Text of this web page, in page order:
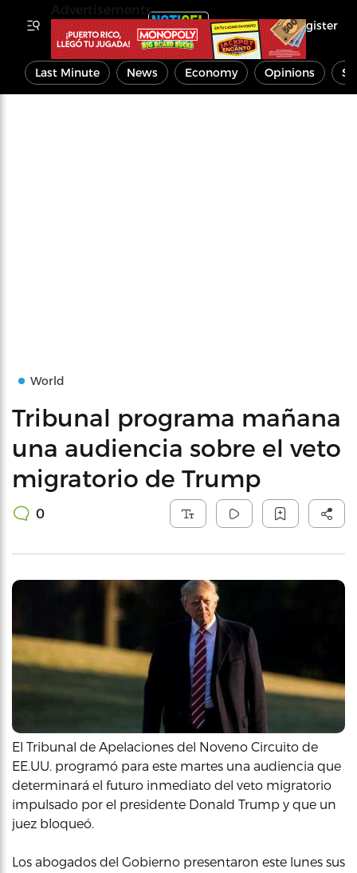
Register
Last Minute News Economy Opinions
World
Tribunal programa mañana
una audiencia sobre el veto
migratorio de Trump
0
El Tribunal de Apelaciones del Noveno Circuito de
EE.UU. programó para este martes una audiencia que
determinará el futuro inmediato del veto migratorio
impulsado por el presidente Donald Trump y que un
juez bloqueó.
Los abogados del Gobierno presentaron este lunes sus
Advertisements